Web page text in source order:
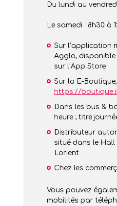
Du lundi au
Le samedi : 8h30 à
Sur l’application
Agglo,
sur l’App Store
Sur la E-
https://
Dans les bus &
heure ; titre
Distributeur
situé dans le
Lorient
Chez les
Vous pouvez
mobilités par